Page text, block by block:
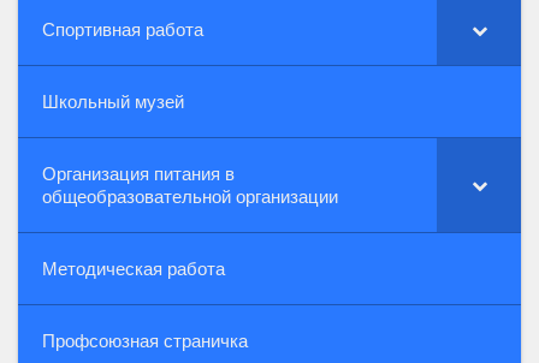
Спортивная работа
Школьный музей
Организация питания в
общеобразовательной организации
Методическая работа
Профсоюзная страничка